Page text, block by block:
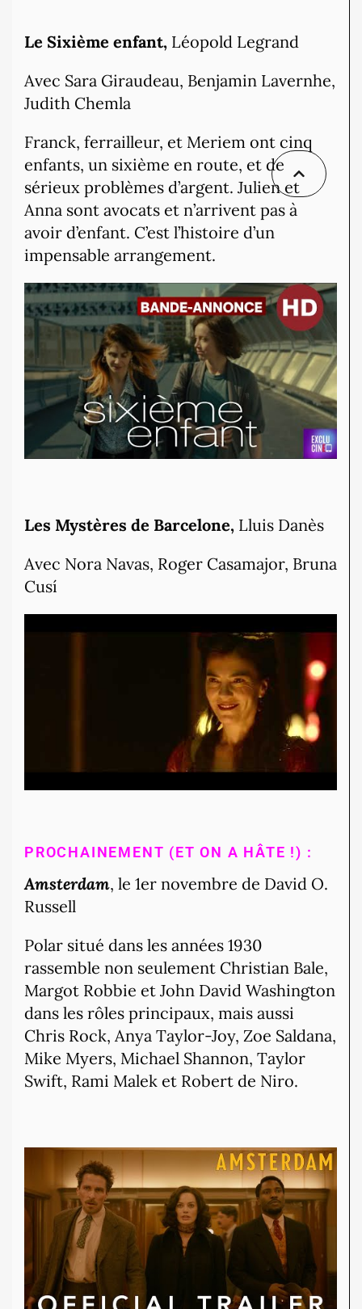
Le Sixième enfant, Léopold Legrand
Avec Sara Giraudeau, Benjamin Lavernhe,
Judith Chemla
Franck, ferrailleur, et Meriem ont cinq
enfants, un sixième en route, et de
sérieux problèmes d’argent. Julien et
Anna sont avocats et n’arrivent pas à
avoir d’enfant. C’est l’histoire d’un
impensable arrangement.
Les Mystères de Barcelone, Lluis Danès
Avec Nora Navas, Roger Casamajor, Bruna
Cusí
PROCHAINEMENT (ET ON A HÂTE !) :
Amsterdam, le 1er novembre de David O.
Russell
Polar situé dans les années 1930
rassemble non seulement Christian Bale,
Margot Robbie et John David Washington
dans les rôles principaux, mais aussi
Chris Rock, Anya Taylor-Joy, Zoe Saldana,
Mike Myers, Michael Shannon, Taylor
Swift, Rami Malek et Robert de Niro.